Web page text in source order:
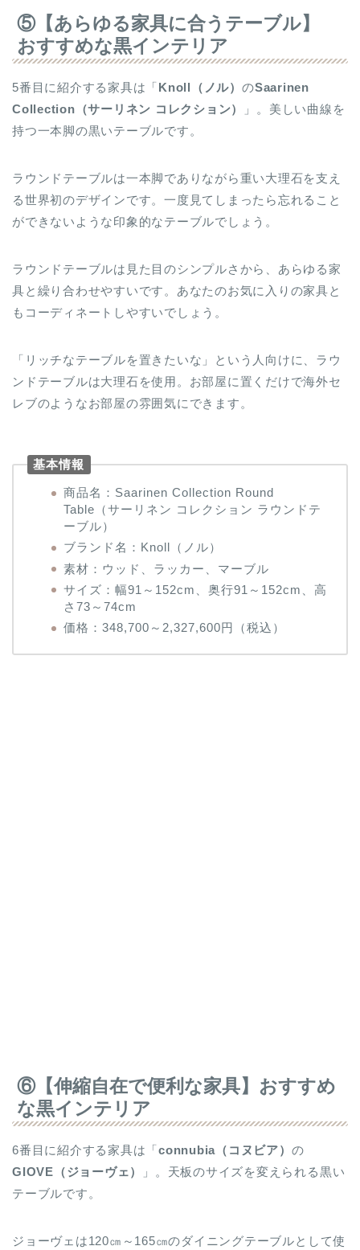
⑤【あらゆる家具に合うテーブル】
おすすめな黒インテリア
5番目に紹介する家具は「Knoll （ノル） のSaarinen
Collection（サーリネン コレクション）
」。美しい曲線を
持つ一本脚の黒いテーブルです。
ラウンドテーブルは一本脚でありながら重い大理石を支え
る世界初のデザインです。一度見てしまったら忘れること
ができないような印象的なテーブルでしょう。
ラウンドテーブルは見た目のシンプルさから、あらゆる家
具と繰り合わせやすいです。あなたのお気に入りの家具と
もコーディネートしやすいでしょう。
「リッチなテーブルを置きたいな」という人向けに、ラウ
ンドテーブルは大理石を使用。お部屋に置くだけで海外セ
レブのようなお部屋の雰囲気にできます。
基本情報
商品名：Saarinen Collection Round
Table（サーリネン コレクション ラウンドテ
ーブル）
ブランド名：Knoll（ノル）
素材：ウッド、ラッカー、マーブル
サイズ：幅91～152cm、奥行91～152cm、高
さ73～74cm
価格：348,700～2,327,600円（税込）
⑥【伸縮自在で便利な家具】おすすめ
な黒インテリア
6番目に紹介する家具は「connubia （コヌビア） の
GIOVE（ジョーヴェ）
」。天板のサイズを変えられる黒い
テーブルです。
ジョーヴェは120㎝～165㎝のダイニングテーブルとして使